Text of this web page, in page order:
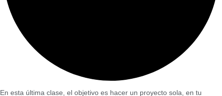
En esta última clase, el objetivo es hacer un proyecto sola, en tu